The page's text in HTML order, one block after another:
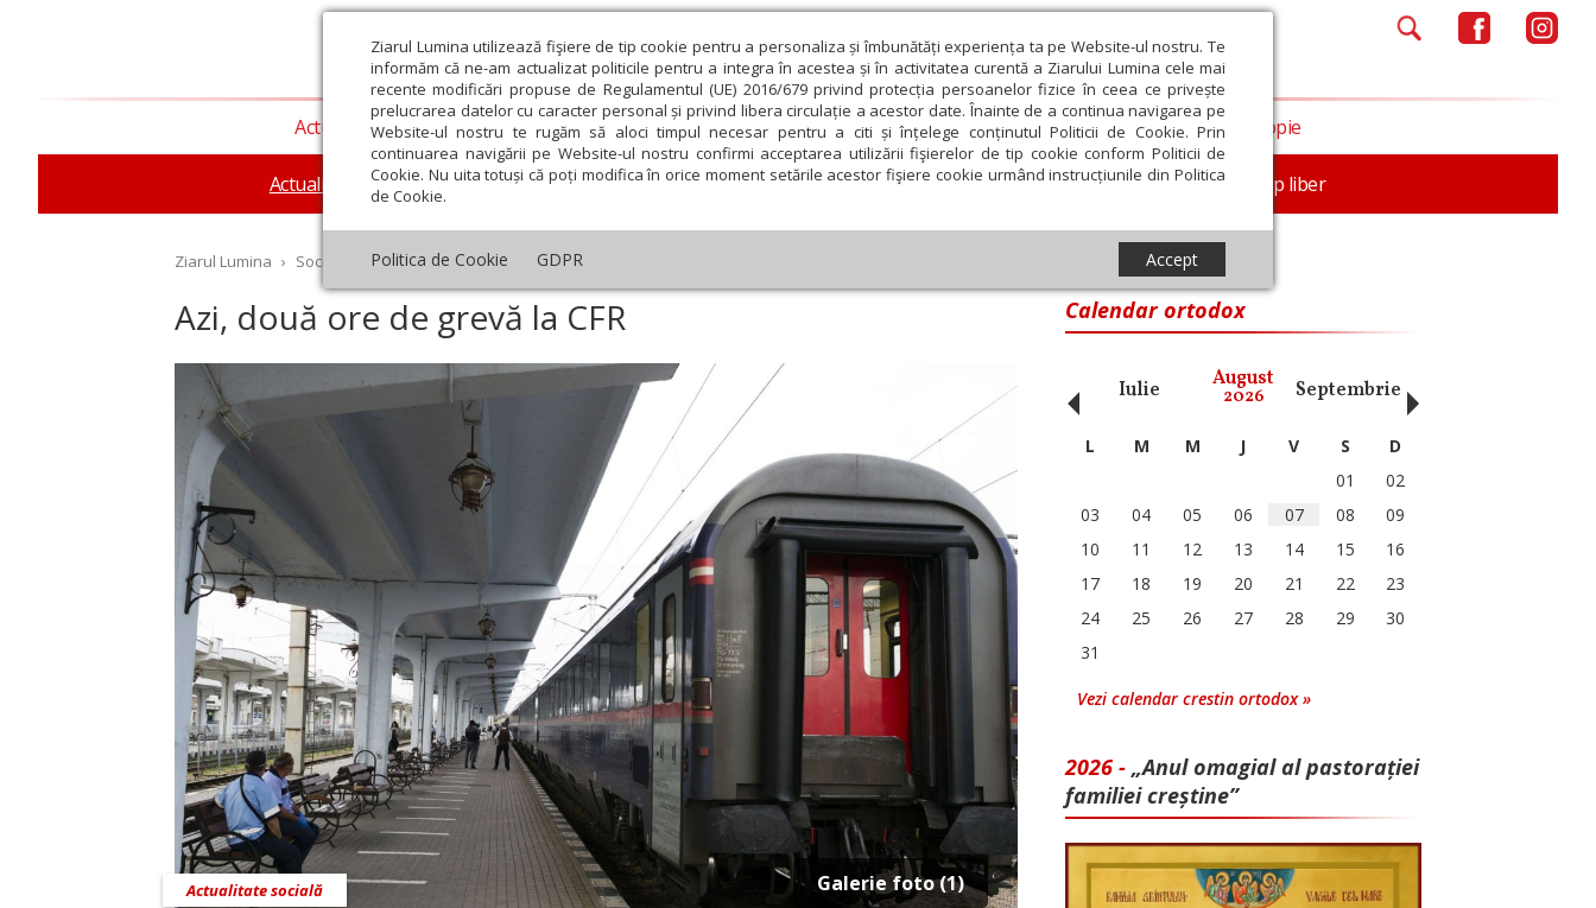
Ziarul Lumina utilizează fişiere de tip cookie pentru a personaliza și îmbunătăți experiența ta pe Website-ul nostru. Te
informăm că ne-am actualizat politicile pentru a integra în acestea și în activitatea curentă a Ziarului Lumina cele mai
recente modificări propuse de Regulamentul (UE) 2016/679 privind protecția persoanelor fizice în ceea ce privește
prelucrarea datelor cu caracter personal și privind libera circulație a acestor date. Înainte de a continua navigarea pe
Website-ul nostru te rugăm să aloci timpul necesar pentru a citi și înțelege conținutul Politicii de Cookie. Prin
continuarea navigării pe Website-ul nostru confirmi acceptarea utilizării fişierelor de tip cookie conform Politicii de
Cookie. Nu uita totuși că poți modifica în orice moment setările acestor fişiere cookie urmând instrucțiunile din Politica
de Cookie.
Politica de Cookie GDPR Accept
Actualitate religioasă Teologie și spiritualitate Educaţie și Cultură Societate
Actualitate socială Sănătate Analiză Reportaj Psihologie Religie și știință Familie Timp liber
Opinii Filantropie
Ziarul Lumina › Societate › Actualitate socială Azi, două ore de grevă la CFR
Azi, două ore de grevă la CFR
Galerie foto (1)
Actualitate socială
Calendar ortodox
Octombrie Noiembrie Decembrie Februarie Martie Iulie August
2026 Septembrie Octombrie
‹ L M M J V S
D
01
02
03
04 05 06 07 08
09
10
11 12 13 14 15
16
17
18 19 20 21 22
23
24
25 26 27 28 29
30
31
Vezi calendar crestin ortodox »
2026 - „Anul omagial al pastorației
familiei creștine”